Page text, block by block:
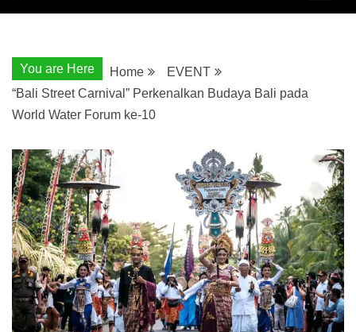
You are Here Home
EVENT
“Bali Street Carnival” Perkenalkan Budaya Bali pada
World Water Forum ke-10